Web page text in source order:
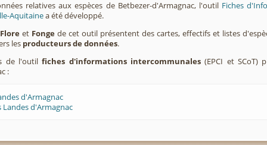
relatives aux espèces de Betbezer-d'Armagnac, l'outil Fiches
Aquitainea été développé.
Flore et Fonge de cet outil présentent des cartes, effectifs et listes
les producteurs de données.
de l'outilfiches d'informations intercommunales(EPCI et SCoT)
:
d'Armagnac
Landes d'Armagnac